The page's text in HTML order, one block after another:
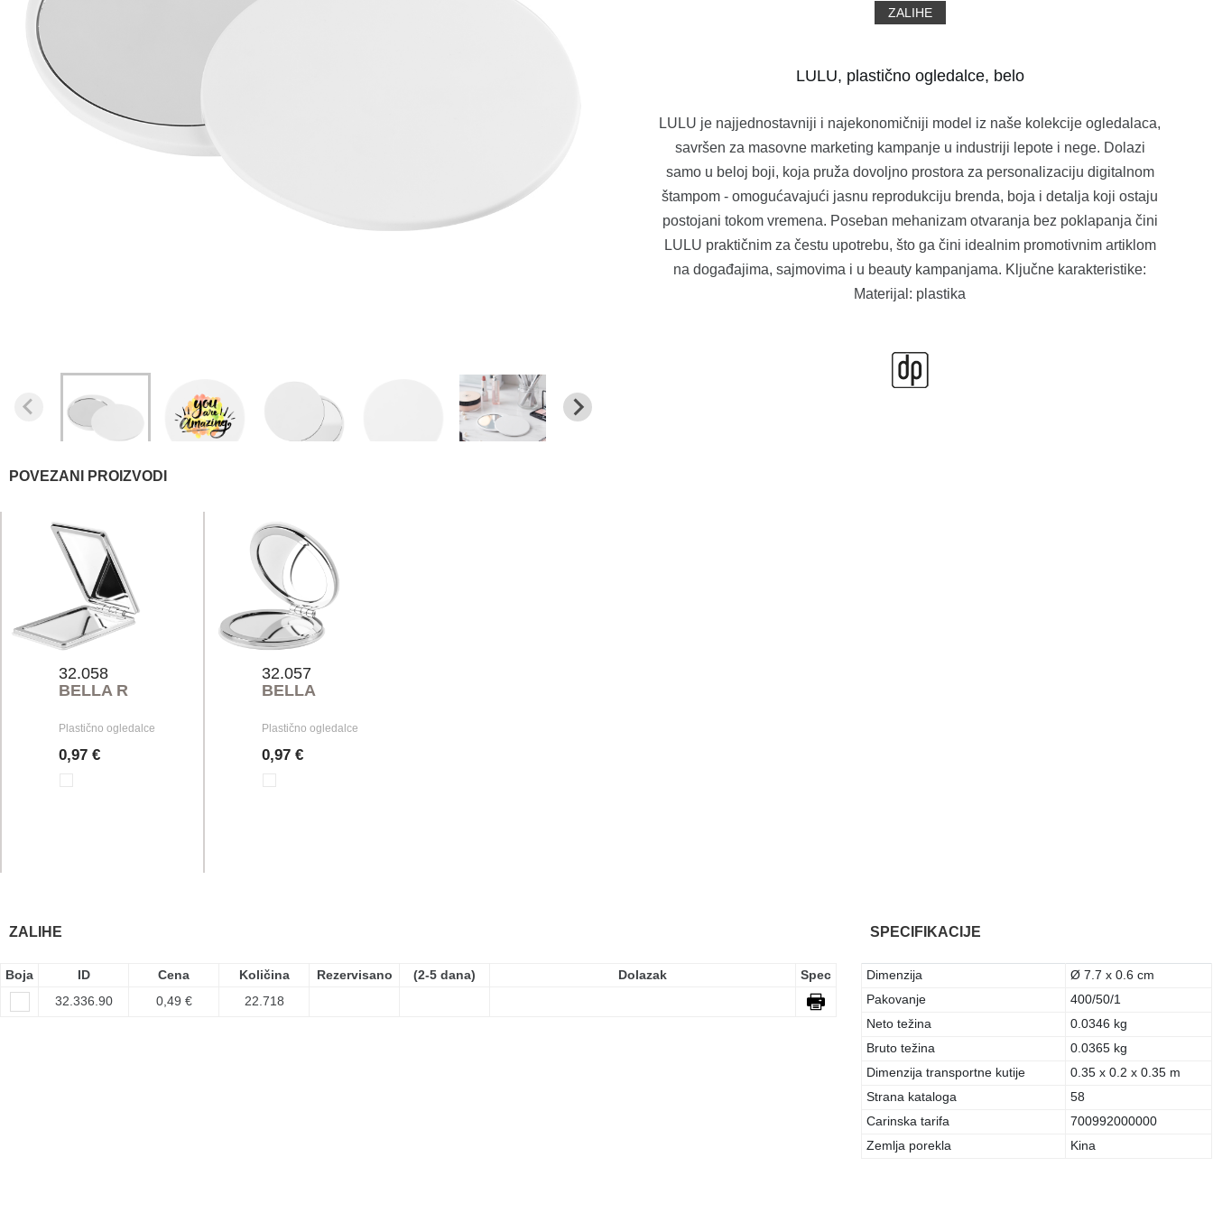
ZALIHE
LULU, plastično ogledalce, belo
LULU je najjednostavniji i najekonomičniji model iz naše kolekcije ogledalaca,
savršen za masovne marketing kampanje u industriji lepote i nege. Dolazi
samo u beloj boji, koja pruža dovoljno prostora za personalizaciju digitalnom
štampom - omogućavajući jasnu reprodukciju brenda, boja i detalja koji ostaju
postojani tokom vremena. Poseban mehanizam otvaranja bez poklapanja čini
LULU praktičnim za čestu upotrebu, što ga čini idealnim promotivnim artiklom
na događajima, sajmovima i u beauty kampanjama. Ključne karakteristike:
Materijal: plastika
POVEZANI PROIZVODI
32.058
BELLA R
Plastično ogledalce
0,97 €
32.057
BELLA
Plastično ogledalce
0,97 €
ZALIHE
Boja ID Cena Količina Rezervisano (2-5 dana) Dolazak
Spec
32.336.90
0,49 € 22.718
SPECIFIKACIJE
Dimenzija
Ø 7.7 x 0.6 cm
Pakovanje
400/50/1
Neto težina
0.0346 kg
Bruto težina
0.0365 kg
Dimenzija transportne kutije
0.35 x 0.2 x 0.35 m
Strana kataloga
58
Carinska tarifa
700992000000
Zemlja porekla
Kina